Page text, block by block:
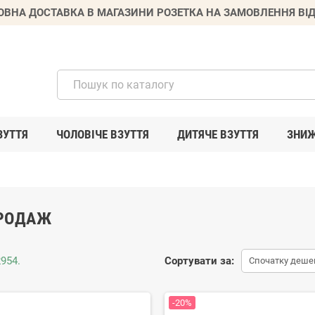
ДОСТАВКА В МАГАЗИНИ РОЗЕТКА НА ЗАМОВЛЕННЯ
ЧОЛОВІЧЕ ВЗУТТЯ ДИТЯЧЕ ВЗУТТЯ
Сортувати за: Спочатку
-20%